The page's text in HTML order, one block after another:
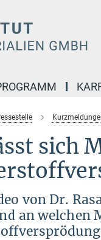
sich
von Dr.
an welchen